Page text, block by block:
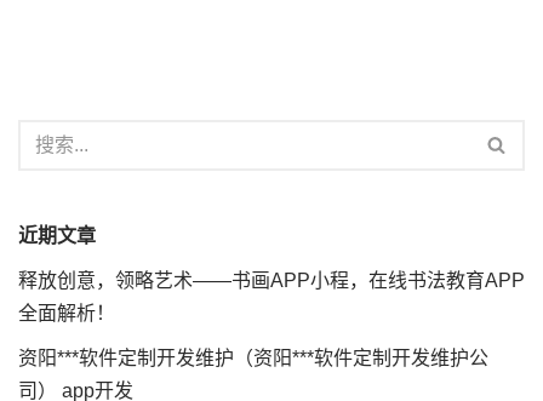
近期文章
释放创意，领略艺术——书画APP小程，在线书法教育APP
全面解析！
资阳***软件定制开发维护（资阳***软件定制开发维护公
司） app开发